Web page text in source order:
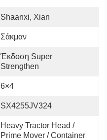
Shaanxi, Xian
Σάκμαν
Έκδοση Super
Strengthen
6×4
SX4255JV324
Heavy Tractor Head /
Prime Mover / Container